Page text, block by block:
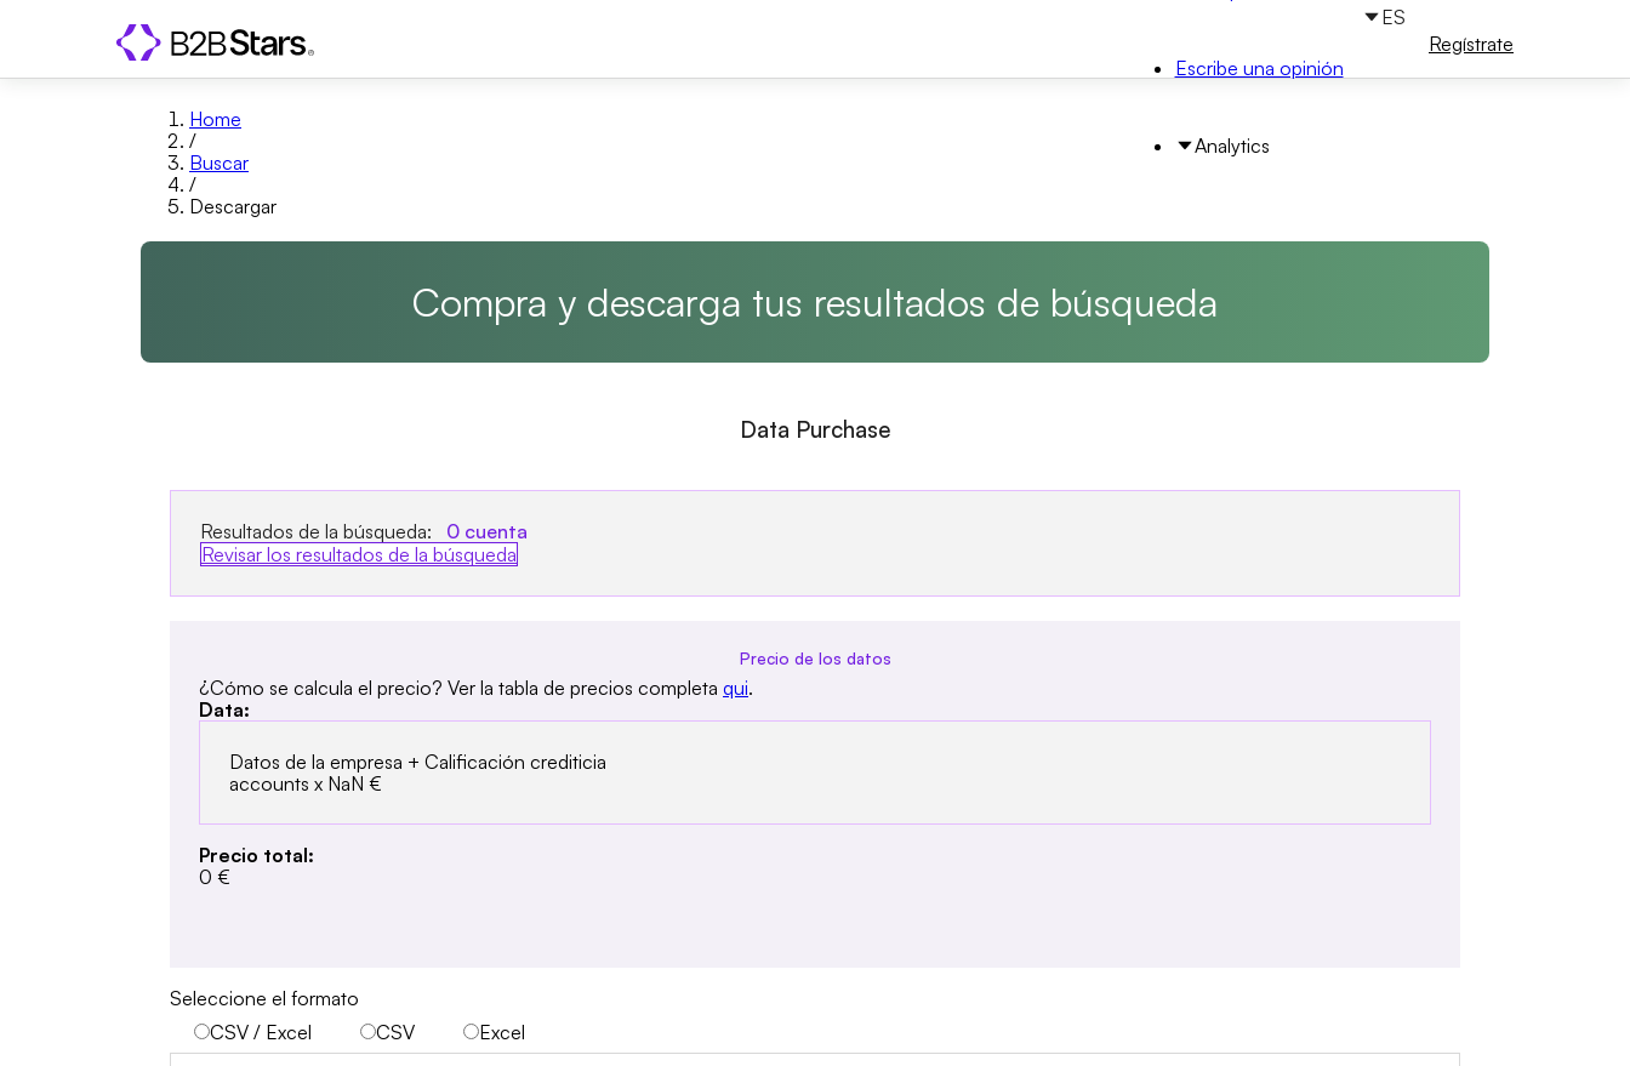
Escribe una opinión
Analytics
ES
Regístrate
Home
/
Buscar
/
Descargar
Compra y descarga tus resultados de búsqueda
Data Purchase
Resultados de la búsqueda: 0 cuenta
Revisar los resultados de la búsqueda
Precio de los datos
¿Cómo se calcula el precio? Ver la tabla de precios completa qui.
Data:
Datos de la empresa + Calificación crediticia
accounts x NaN €
Precio total:
0 €
Seleccione el formato
CSV / Excel
CSV Excel